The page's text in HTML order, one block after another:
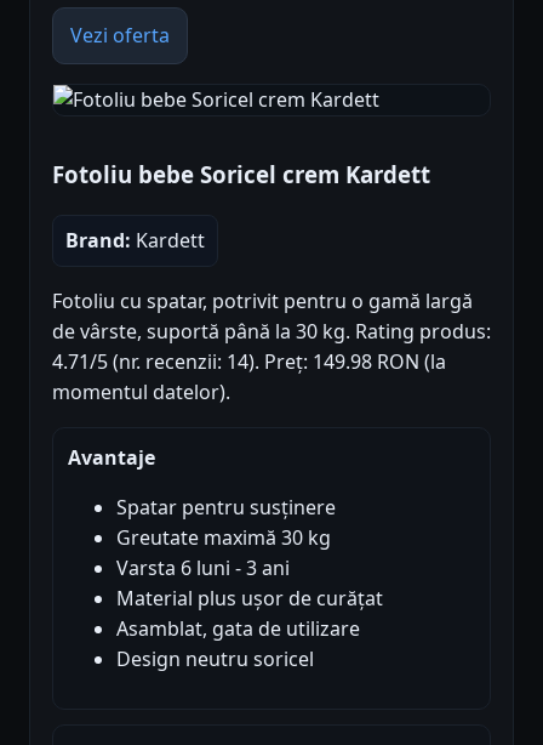
Vezi oferta
Fotoliu bebe Soricel crem Kardett
Brand: Kardett
Fotoliu cu spatar, potrivit pentru o gamă largă
de vârste, suportă până la 30 kg. Rating produs:
4.71/5 (nr. recenzii: 14). Preț: 149.98 RON (la
momentul datelor).
Avantaje
Spatar pentru susținere
Greutate maximă 30 kg
Varsta 6 luni - 3 ani
Material plus ușor de curățat
Asamblat, gata de utilizare
Design neutru soricel